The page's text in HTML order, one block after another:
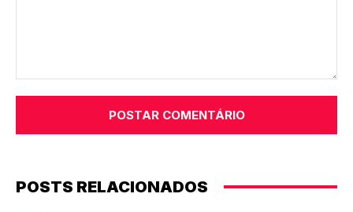
POSTS RELACIONADOS